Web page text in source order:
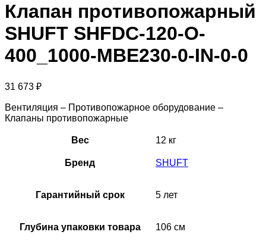
Клапан противопожарный
SHUFT SHFDC-120-O-
400_1000-MBE230-0-IN-0-0
31 673 ₽
Вентиляция – Противопожарное оборудование –
Клапаны противопожарные
Вес 12 кг
Бренд SHUFT
Гарантийный срок 5 лет
Глубина упаковки товара 106 см